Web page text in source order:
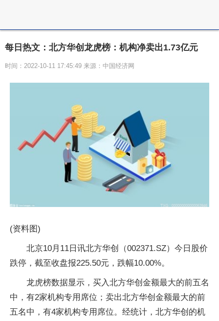
每日热文：北方华创龙虎榜：机构净卖出1.73亿元
时间：2022-10-11 17:45:49 来源：中国经济网
(资料图)
北京10月11日讯北方华创（002371.SZ）今日股价
跌停，截至收盘报225.50元，跌幅10.00%。
龙虎榜数据显示，买入北方华创金额最大的前五名
中，有2家机构专用席位；卖出北方华创金额最大的前
五名中，有4家机构专用席位。经统计，北方华创的机